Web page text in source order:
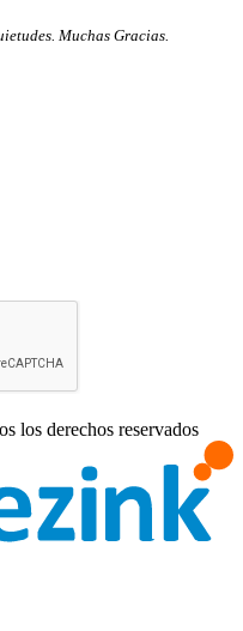
Muchas Gracias.
los derechos reservados